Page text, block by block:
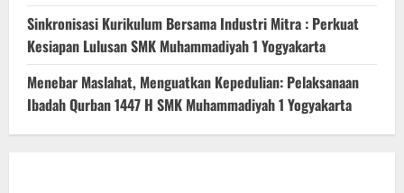
Sinkronisasi Kurikulum Bersama Industri Mitra : Perkuat
Kesiapan Lulusan SMK Muhammadiyah 1 Yogyakarta
Menebar Maslahat, Menguatkan Kepedulian: Pelaksanaan
Ibadah Qurban 1447 H SMK Muhammadiyah 1 Yogyakarta